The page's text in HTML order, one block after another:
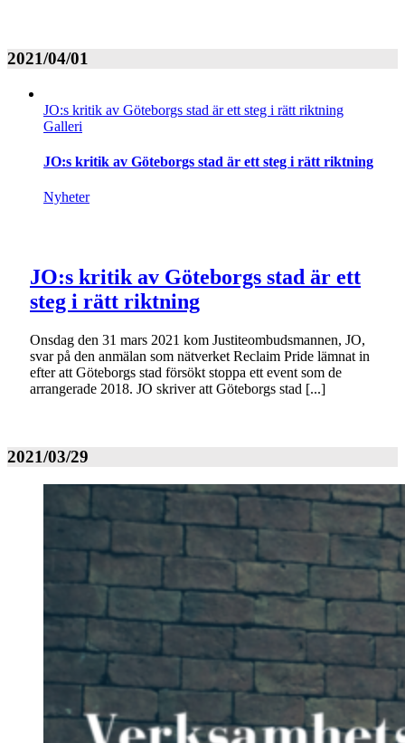
2021/04/01
JO:s kritik av Göteborgs stad är ett steg i rätt riktning
Galleri
JO:s kritik av Göteborgs stad är ett steg i rätt riktning
Nyheter
JO:s kritik av Göteborgs stad är ett
steg i rätt riktning
Onsdag den 31 mars 2021 kom Justiteombudsmannen, JO,
svar på den anmälan som nätverket Reclaim Pride lämnat in
efter att Göteborgs stad försökt stoppa ett event som de
arrangerade 2018. JO skriver att Göteborgs stad [...]
2021/03/29